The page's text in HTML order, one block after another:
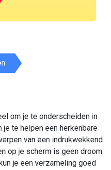
om je te onderscheiden in
te helpen een herkenbare
van een indrukwekkend
op je scherm is geen droom
je een verzameling goed